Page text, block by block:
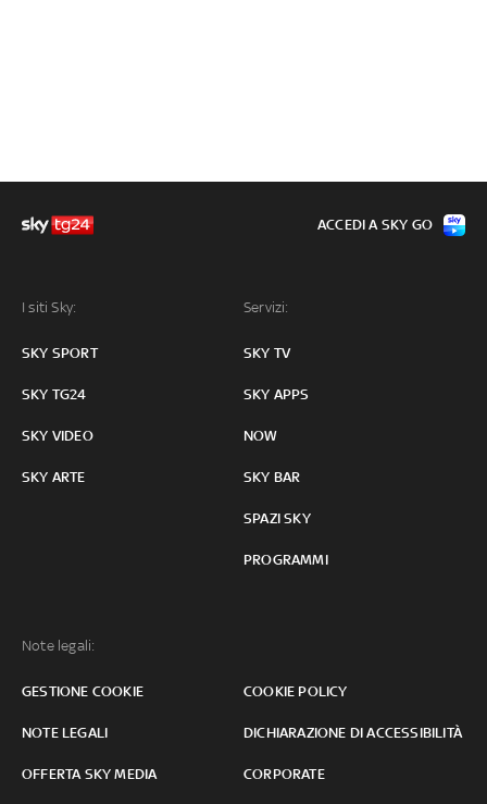
I siti Sky:
SKY SPORT
SKY TG24
SKY VIDEO
SKY ARTE
Servizi:
SKY TV
SKY APPS
NOW
SKY BAR
SPAZI SKY
PROGRAMMI
Note legali:
GESTIONE COOKIE COOKIE POLICY
NOTE LEGALI DICHIARAZIONE DI ACCESSIBILITÀ
OFFERTA SKY MEDIA CORPORATE
ACCEDI A SKY GO